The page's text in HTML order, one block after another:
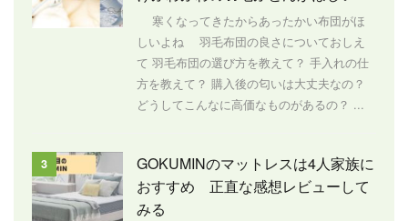
寒くなってきたからあったかい布団がほ
しいよね 羽毛布団の良さについておしえ
て 羽毛布団の選び方を教えて？ 手入れの仕
方を教えて？ 購入後の匂いは大丈夫なの？
どうしてこんなに高価なものがあるの？ ...
3
GOKUMINのマットレスは4人家族に
おすすめ 正直な感想レビューして
みる